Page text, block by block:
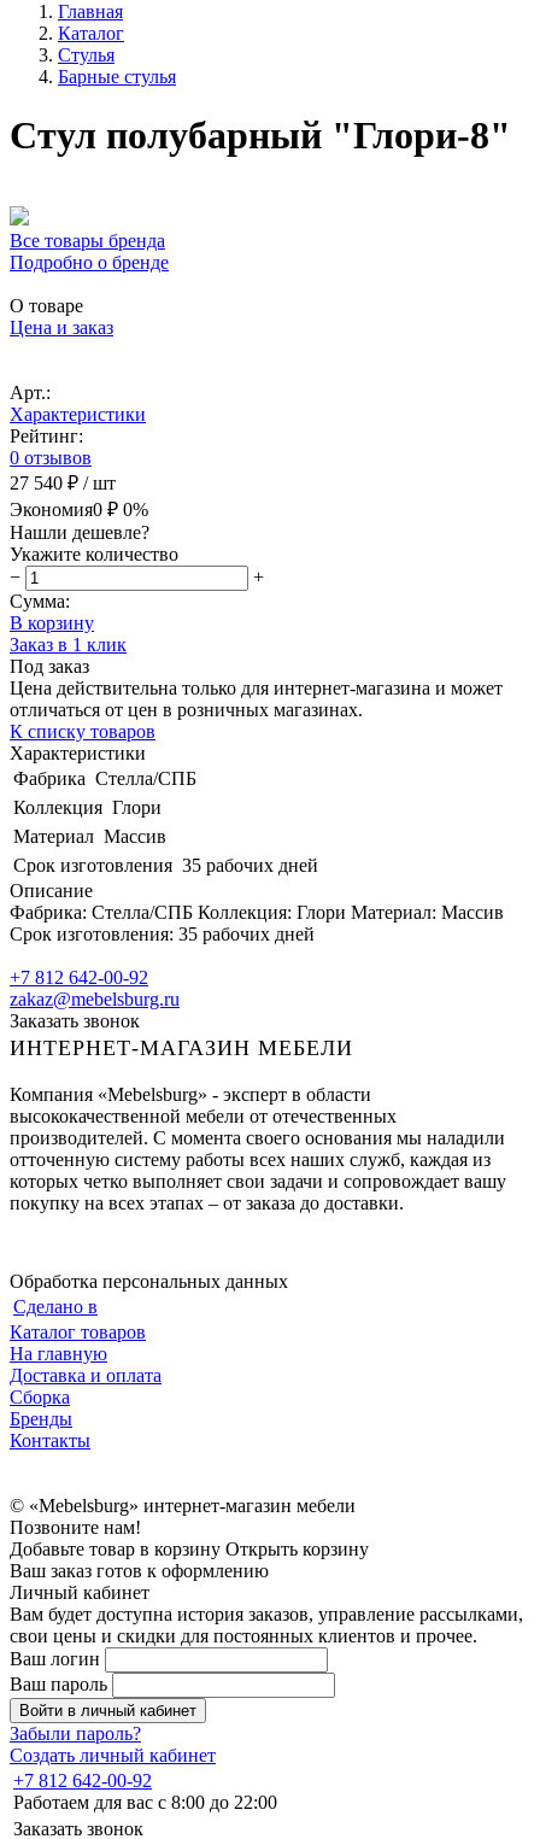
Главная
Каталог
Стулья
Барные стулья
Стул полубарный "Глори-8"
Все товары бренда
Подробно о бренде
О товаре
Цена и заказ
Арт.:
Характеристики
Рейтинг:
0 отзывов
27 540 ₽ / шт
Экономия0 ₽ 0%
Нашли дешевле?
Укажите количество
−
+
Сумма:
В корзину
Заказ в 1 клик
Под заказ
Цена действительна только для интернет-магазина и может
отличаться от цен в розничных магазинах.
К списку товаров
Характеристики
Фабрика Стелла/СПБ
Коллекция Глори
Материал Массив
Срок изготовления 35 рабочих дней
Описание
Фабрика: Стелла/СПБ Коллекция: Глори Материал: Массив
Срок изготовления: 35 рабочих дней
+7 812 642-00-92
zakaz@mebelsburg.ru
Заказать звонок
ИНТЕРНЕТ-МАГАЗИН МЕБЕЛИ
Компания «Mebelsburg» - эксперт в области
высококачественной мебели от отечественных
производителей. С момента своего основания мы наладили
отточенную систему работы всех наших служб, каждая из
которых четко выполняет свои задачи и сопровождает вашу
покупку на всех этапах – от заказа до доставки.
Обработка персональных данных
Сделано в
Каталог товаров
На главную
Доставка и оплата
Сборка
Бренды
Контакты
© «Mebelsburg» интернет-магазин мебели
Позвоните нам!
Добавьте товар в корзину Открыть корзину
Ваш заказ готов к оформлению
Личный кабинет
Вам будет доступна история заказов, управление рассылками,
свои цены и скидки для постоянных клиентов и прочее.
Ваш логин
Ваш пароль
Войти в личный кабинет
Забыли пароль?
Создать личный кабинет
+7 812 642-00-92
Работаем для вас с 8:00 до 22:00
Заказать звонок